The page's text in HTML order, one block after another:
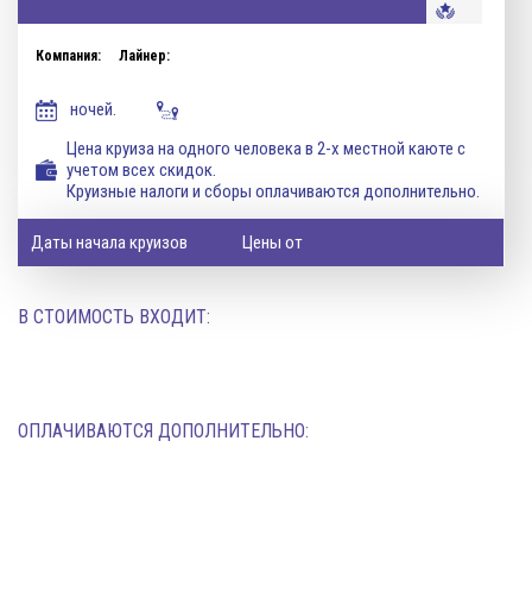
Компания: Лайнер:
ночей.
Цена круиза на одного человека в 2-х местной каюте с
учетом всех скидок.
Круизные налоги и сборы оплачиваются дополнительно.
Даты начала круизов Цены от
В СТОИМОСТЬ ВХОДИТ:
ОПЛАЧИВАЮТСЯ ДОПОЛНИТЕЛЬНО: